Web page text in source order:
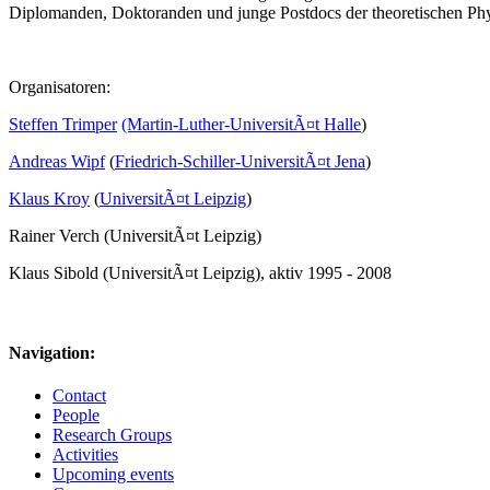
Diplomanden, Doktoranden und junge Postdocs der theoretischen
Organisatoren:
Steffen Trimper (Martin-Luther-UniversitÃ¤t Halle)
Andreas Wipf(Friedrich-Schiller-UniversitÃ¤t Jena)
Klaus Kroy (UniversitÃ¤t Leipzig)
Rainer Verch (UniversitÃ¤t Leipzig)
Klaus Sibold (UniversitÃ¤t Leipzig), aktiv 1995 - 2008
Navigation:
Contact
People
Research Groups
Activities
Upcoming events